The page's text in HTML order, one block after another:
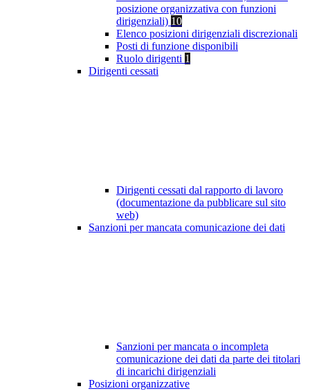
posizione organizzativa con funzioni
dirigenziali) 10
Elenco posizioni dirigenziali discrezionali
Posti di funzione disponibili
Ruolo dirigenti 1
Dirigenti cessati
Dirigenti cessati dal rapporto di lavoro
(documentazione da pubblicare sul sito
web)
Sanzioni per mancata comunicazione dei dati
Sanzioni per mancata o incompleta
comunicazione dei dati da parte dei titolari
di incarichi dirigenziali
Posizioni organizzative